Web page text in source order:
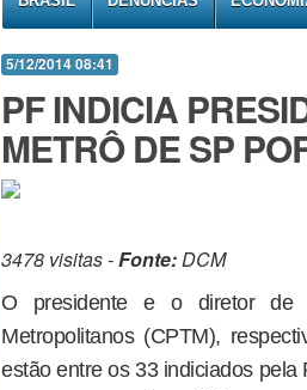
5/12/2014 08:41
PF INDICIA
METRÔ DE SP
3478 visitas -Fonte:DCM
O presidente e o diretor de
Metropolitanos (CPTM),
estão entre os 33 indiciados